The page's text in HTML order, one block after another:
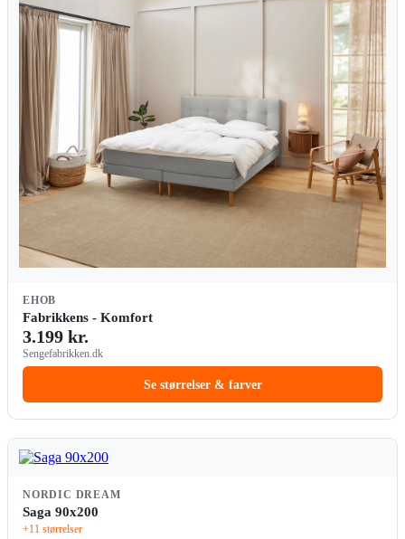
EHOB
Fabrikkens - Komfort
3.199 kr.
Sengefabrikken.dk
Se størrelser & farver
NORDIC DREAM
Saga 90x200
+11 størrelser